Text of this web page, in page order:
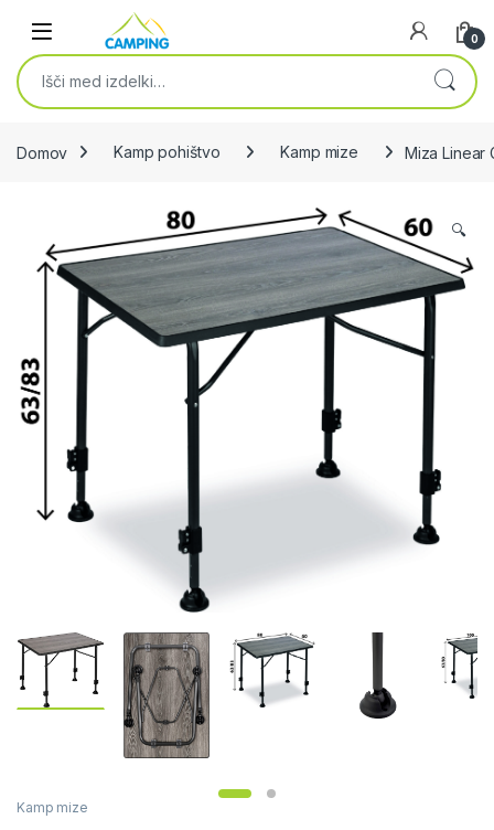
0
Išči:
Domov Kamp pohištvo Kamp mize Miza Linear
🔍
Kamp mize